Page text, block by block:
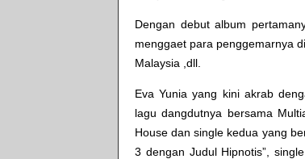
Dengan debut album
menggaet para penggemarnya
Malaysia ,dll.
Eva Yunia yang kini akrab
lagu dangdutnya bersama
House dan single kedua yang
3 dengan Judul Hipnotis”,